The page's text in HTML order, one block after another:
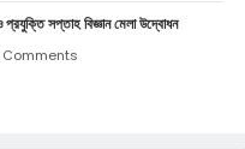
প্রযুক্তি সপ্তাহ বিজ্ঞান মেলা উদ্বোধন
Comments